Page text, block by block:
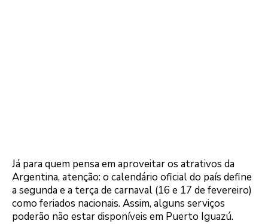
Já para quem pensa em aproveitar os atrativos da
Argentina, atenção: o calendário oficial do país define
a segunda e a terça de carnaval (16 e 17 de fevereiro)
como feriados nacionais. Assim, alguns serviços
poderão não estar disponíveis em Puerto Iguazú.